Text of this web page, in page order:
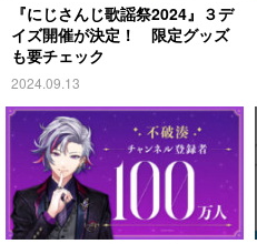
『にじさんじ歌謡祭2024』３デ
イズ開催が決定！ 限定グッズ
も要チェック
2024.09.13